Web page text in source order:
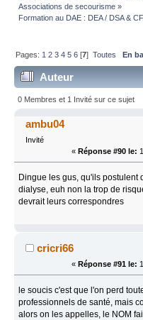
Associations de secourisme »
Formation au DAE : DEA / DSA &
Pages: 1 2 3 4 5 6 [7]Toutes En
Auteur
DEA / DSA &
fois)
0 Membres et 1 Invité sur ce sujet
ambu04
Invité
« Réponse #90 le:
Dingue les gus, qu'ils postulent
dialyse, euh non la trop de
devrait leurs correspondres
cricri66
« Réponse #91 le:
le soucis c'est que l'on perd
professionnels de santé, mais
alors on les appelles, le NOM